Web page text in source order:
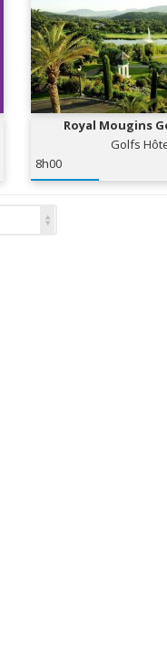
Royal Mougins
Golfs
8h00